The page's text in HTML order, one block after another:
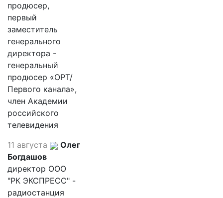
продюсер,
первый
заместитель
генерального
директора -
генеральный
продюсер «ОРТ/
Первого канала»,
член Академии
российского
телевидения
11 августа
Олег
Богдашов
директор ООО
"РК ЭКСПРЕСС" -
радиостанция